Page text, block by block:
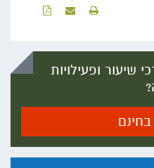
שיעור ופעילויות